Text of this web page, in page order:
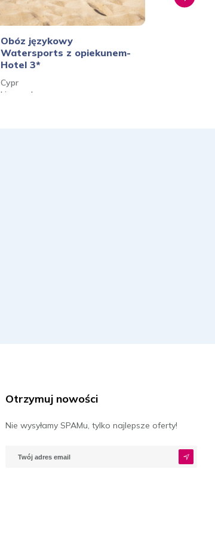
Rezerwuj
Rezerwuj
Obóz językowy
Watersports z opiekunem-
Hotel 3*
Cypr
Limassol
Otrzymuj nowości
Nie wysyłamy SPAMu, tylko najlepsze oferty!